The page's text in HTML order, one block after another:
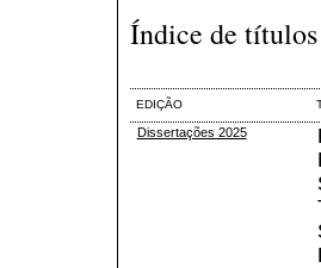
Índice de títulos
EDIÇÃO
Dissertações 2025